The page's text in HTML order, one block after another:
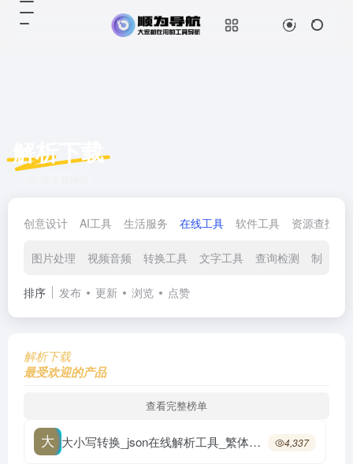
解析下载
创意设计 AI工具 生活服务 在线工具 软件工具 资源查找
图片处理 视频音频 转换工具 文字工具 查询检测 制作生
排序 发布 更新 浏览 点赞
解析下载
最受欢迎的产品
查看完整榜单
大小写转换_json在线解析工具_繁体字转换 4,337